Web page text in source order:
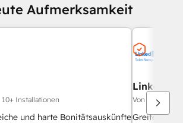
Aufmerksamkeit
10+ Installationen
und harte Bonitätsauskünfte
LinkedIn
Von HubSpot
Greifen Sie